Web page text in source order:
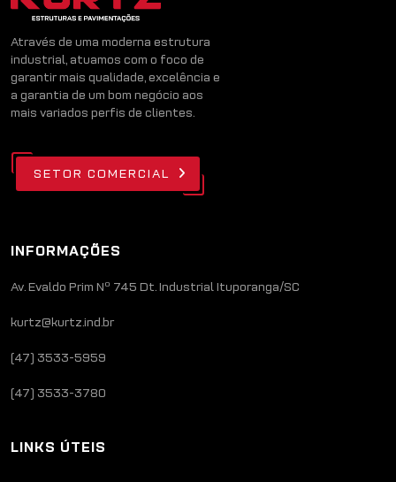
Através de uma moderna estrutura
industrial, atuamos com o foco de
garantir mais qualidade, excelência e
a garantia de um bom negócio aos
mais variados perfis de clientes.
SETOR COMERCIAL
INFORMAÇÕES
Av. Evaldo Prim Nº 745 Dt. Industrial Ituporanga/SC
kurtz@kurtz.ind.br
(47) 3533-5959
(47) 3533-3780
LINKS ÚTEIS